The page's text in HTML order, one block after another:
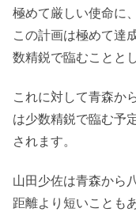
極めて厳しい使命に
この計画は極めて達
数精鋭で臨むことと
これに対して青森か
は少数精鋭で臨む予
されます。
山田少佐は青森から
距離より短いことも